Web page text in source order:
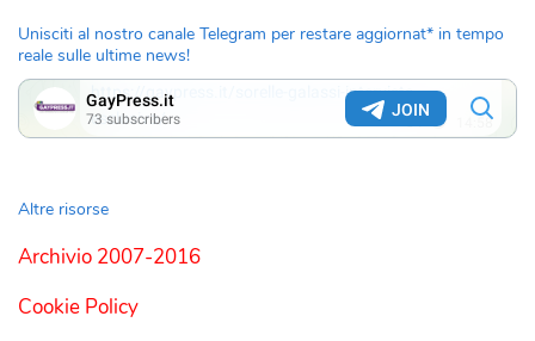
Unisciti al nostro canale Telegram per restare aggiornat* in tempo
reale sulle ultime news!
Altre risorse
Archivio 2007-2016
Cookie Policy